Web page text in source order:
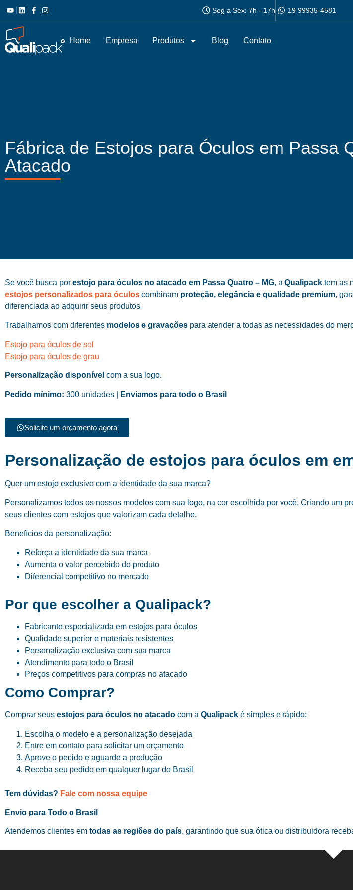
Seg a Sex: 7h - 17h 19 99935-4581
Home Empresa Produtos Blog Contato
Fábrica de Estojos para Óculos em Passa
Atacado
Se você busca por estojo para óculos no atacado em Passa Quatro – MG, a Qualipack tem as
estojos personalizados para óculos combinam proteção, elegância e qualidade premium,
diferenciada ao adquirir seus produtos.
Trabalhamos com diferentes modelos e gravações para atender a todas as necessidades do
Estojo para óculos de sol
Estojo para óculos de grau
Personalização disponível com a sua logo.
Pedido mínimo: 300 unidades | Enviamos para todo o Brasil
Solicite um orçamento agora
Personalização de estojos para óculos em
Quer um estojo exclusivo com a identidade da sua marca?
Personalizamos todos os nossos modelos com sua logo, na cor escolhida por você. Criando um
seus clientes com estojos que valorizam cada detalhe.
Benefícios da personalização:
Reforça a identidade da sua marca
Aumenta o valor percebido do produto
Diferencial competitivo no mercado
Por que escolher a Qualipack?
Fabricante especializada em estojos para óculos
Qualidade superior e materiais resistentes
Personalização exclusiva com sua marca
Atendimento para todo o Brasil
Preços competitivos para compras no atacado
Como Comprar?
Comprar seus estojos para óculos no atacado com a Qualipack é simples e rápido:
Escolha o modelo e a personalização desejada
Entre em contato para solicitar um orçamento
Aprove o pedido e aguarde a produção
Receba seu pedido em qualquer lugar do Brasil
Tem dúvidas? Fale com nossa equipe
Envio para Todo o Brasil
Atendemos clientes em todas as regiões do país, garantindo que sua ótica ou distribuidora